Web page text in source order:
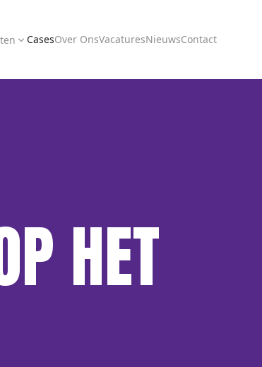
CasesOver OnsVacaturesNieuwsContact
HET